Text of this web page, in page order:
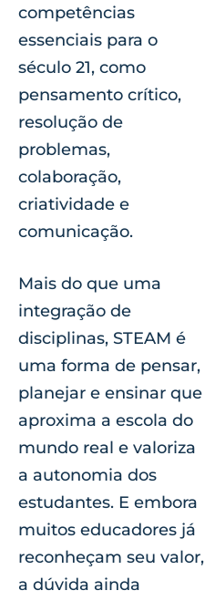
competências
essenciais para o
século 21, como
pensamento crítico,
resolução de
problemas,
colaboração,
criatividade e
comunicação.
Mais do que uma
integração de
disciplinas, STEAM é
uma forma de pensar,
planejar e ensinar que
aproxima a escola do
mundo real e valoriza
a autonomia dos
estudantes. E embora
muitos educadores já
reconheçam seu valor,
a dúvida ainda